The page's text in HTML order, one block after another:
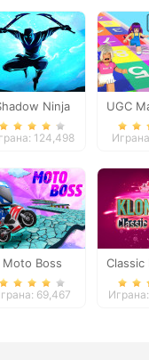
Ninja
Revenge
124,498
UGC
Moto Boss
69,467
Classic